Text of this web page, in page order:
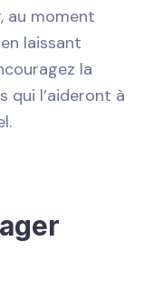
au moment
laissant
la
qui l’aideront à